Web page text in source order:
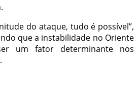
do ataque, tudo é possível”,
que a instabilidade no Oriente
um fator determinante nos